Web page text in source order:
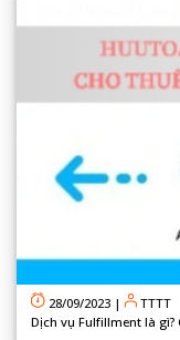
28/09/2023 |
TTTT
Dịch vụ Fulfillment là